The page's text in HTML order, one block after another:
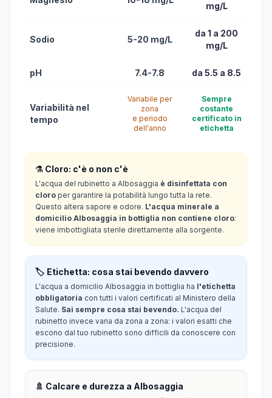
mg/L
Sodio 5-20 mg/L
da 1 a 200
mg/L
pH 7.4-7.8 da 5.5 a 8.5
Variabilità nel
tempo
Variabile per
zona
e periodo
dell'anno
Sempre
costante
certificato in
etichetta
⚗️ Cloro: c'è o non c'è
L'acqua del rubinetto a Albosaggia è disinfettata con
cloro per garantire la potabilità lungo tutta la rete.
Questo altera sapore e odore. L'acqua minerale a
domicilio Albosaggia in bottiglia non contiene cloro:
viene imbottigliata sterile direttamente alla sorgente.
🏷️ Etichetta: cosa stai bevendo davvero
L'acqua a domicilio Albosaggia in bottiglia ha l'etichetta
obbligatoria con tutti i valori certificati al Ministero della
Salute. Sai sempre cosa stai bevendo. L'acqua del
rubinetto invece varia da zona a zona: i valori esatti che
escono dal tuo rubinetto sono difficili da conoscere con
precisione.
🚿 Calcare e durezza a Albosaggia